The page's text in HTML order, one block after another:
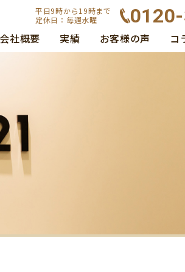
平日9時から19時まで
定休日：毎週水曜
会社概要 実績 お客様の声 コ